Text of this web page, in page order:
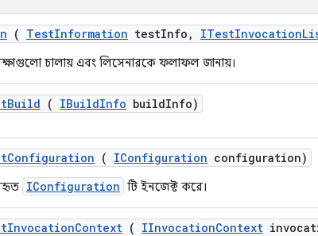
( TestInformation testInfo , ITestInvocation
চালায় এবং লিসেনারকে ফলাফল জানায়।
Build ( IBuildInfo buildInfo)
Configuration ( IConfiguration configuration)
IConfiguration টি ইনজেক্ট করে।
InvocationContext ( IInvocationContext